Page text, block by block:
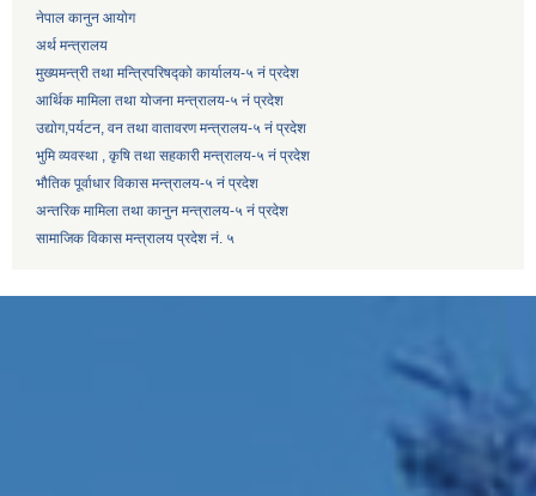
नेपाल कानुन आयोग
अर्थ मन्त्रालय
मुख्यमन्त्री तथा मन्त्रिपरिषद्को कार्यालय-५ नं प्रदेश
आर्थिक मामिला तथा योजना मन्त्रालय-५ नं प्रदेश
उद्याेग,पर्यटन, वन तथा वातावरण मन्त्रालय-५ नं प्रदेश
भुमि व्यवस्था , कृषि तथा सहकारी मन्त्रालय-५ नं प्रदेश
भौतिक पूर्वाधार विकास मन्त्रालय-५ नं प्रदेश
अन्तरिक मामिला तथा कानुन मन्त्रालय-५ नं प्रदेश
सामाजिक विकास मन्त्रालय प्रदेश नं. ५